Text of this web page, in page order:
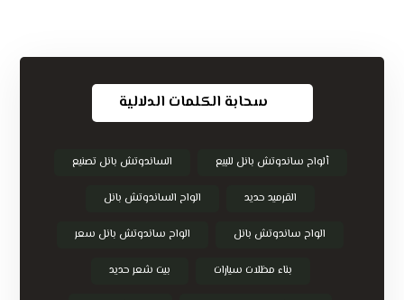
سحابة الكلمات الدلالية
ألواح ساندوتش بانل للبيع الساندوتش بانل تصنيع
القرميد حديد الواح الساندوتش بانل
الواح ساندوتش بانل الواح ساندوتش بانل سعر
بناء مظلات سيارات بيت شعر حديد